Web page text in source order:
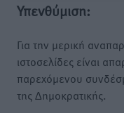
Υπενθύμιση:
Για την μερική
ιστοσελίδες είναι
παρεχόμενου
της Δημοκρατικής.